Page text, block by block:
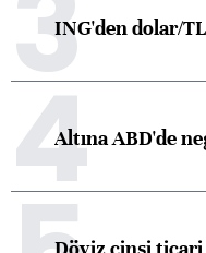
ING'den dolar/
4Altına ABD'de
Döviz cinsi